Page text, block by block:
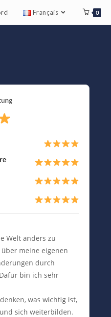
Français 0
Welt anders zu
meine eigenen
durch
bin ich sehr
was wichtig ist,
sich weiterbilden.